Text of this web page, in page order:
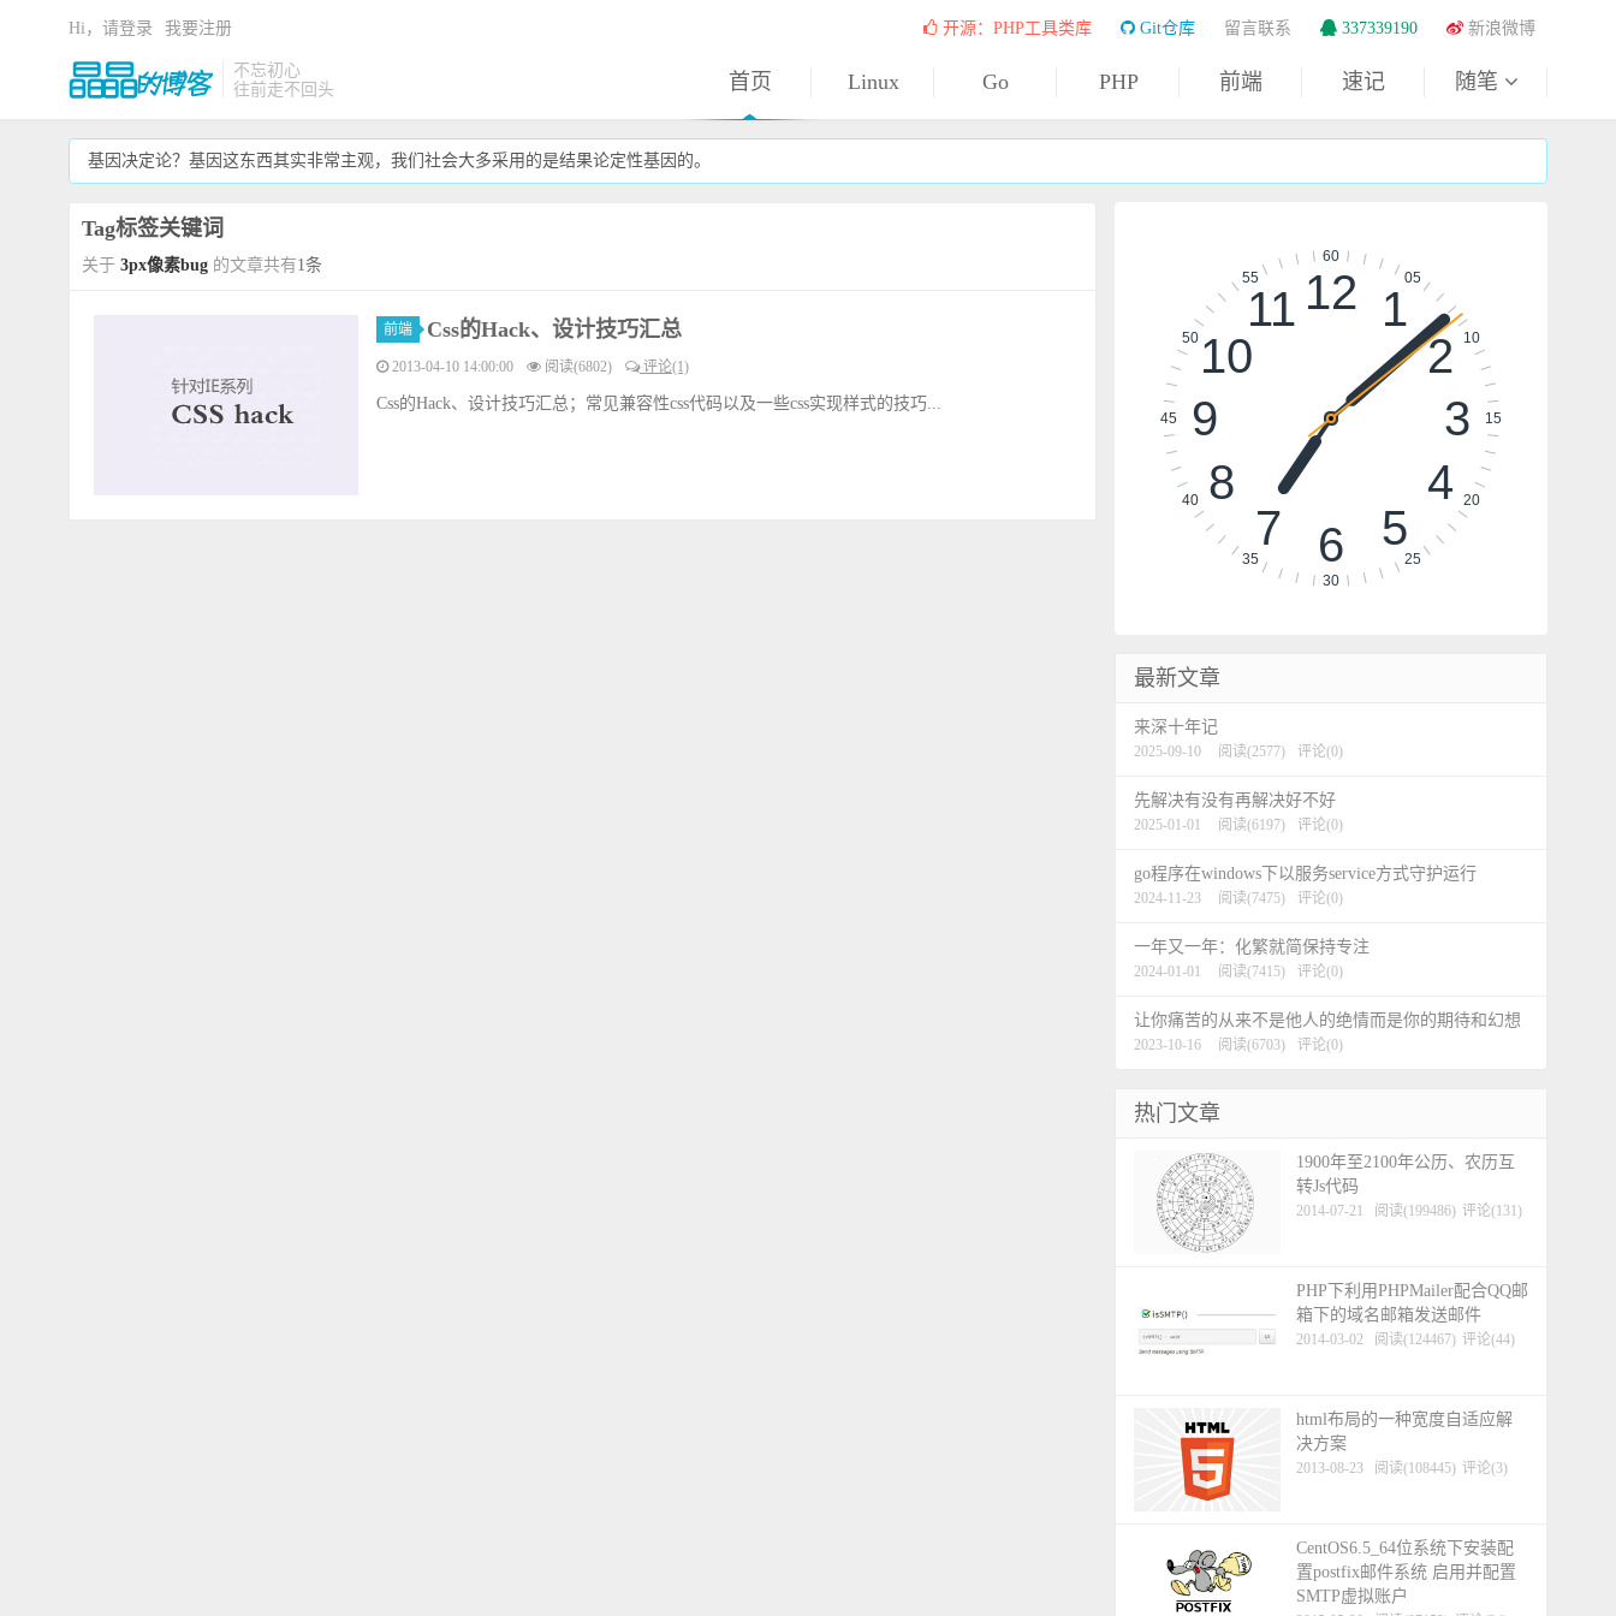
不忘初心
往前走不回头
首页 Linux Go PHP 前端 速记 随笔
Hi，请登录 我要注册 开源：PHP工具类库 Git仓库 留言联系 337339190 新浪微博
基因决定论？基因这东西其实非常主观，我们社会大多采用的是结果论定性基因的。
Tag标签关键词
关于 3px像素bug 的文章共有1条
前端 Css的Hack、设计技巧汇总
2013-04-10 14:00:00 阅读(6802) 评论(1)
Css的Hack、设计技巧汇总；常见兼容性css代码以及一些css实现样式的技巧...
05
10
15
20
25
30
35
40
45
50
55
60
1
2
3
4
5
6
7
8
9
10
11 12
最新文章
来深十年记
2025-09-10 阅读(2577) 评论(0)
先解决有没有再解决好不好
2025-01-01 阅读(6197) 评论(0)
go程序在windows下以服务service方式守护运行
2024-11-23 阅读(7475) 评论(0)
一年又一年：化繁就简保持专注
2024-01-01 阅读(7415) 评论(0)
让你痛苦的从来不是他人的绝情而是你的期待和幻想
2023-10-16 阅读(6703) 评论(0)
热门文章
1900年至2100年公历、农历互
转Js代码
2014-07-21 阅读(199486) 评论(131)
PHP下利用PHPMailer配合QQ邮
箱下的域名邮箱发送邮件
2014-03-02 阅读(124467) 评论(44)
html布局的一种宽度自适应解
决方案
2013-08-23 阅读(108445) 评论(3)
CentOS6.5_64位系统下安装配
置postfix邮件系统 启用并配置
SMTP虚拟账户